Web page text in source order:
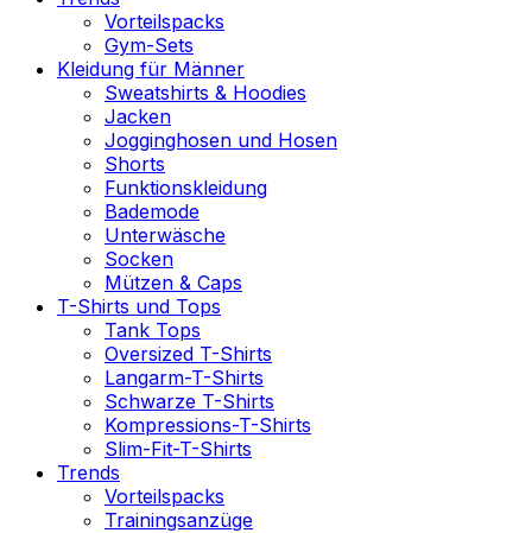
Vorteilspacks
Gym-Sets
Kleidung für Männer
Sweatshirts & Hoodies
Jacken
Jogginghosen und Hosen
Shorts
Funktionskleidung
Bademode
Unterwäsche
Socken
Mützen & Caps
T-Shirts und Tops
Tank Tops
Oversized T-Shirts
Langarm-T-Shirts
Schwarze T-Shirts
Kompressions-T-Shirts
Slim-Fit-T-Shirts
Trends
Vorteilspacks
Trainingsanzüge